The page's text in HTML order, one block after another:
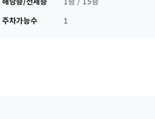
주차가능수
1